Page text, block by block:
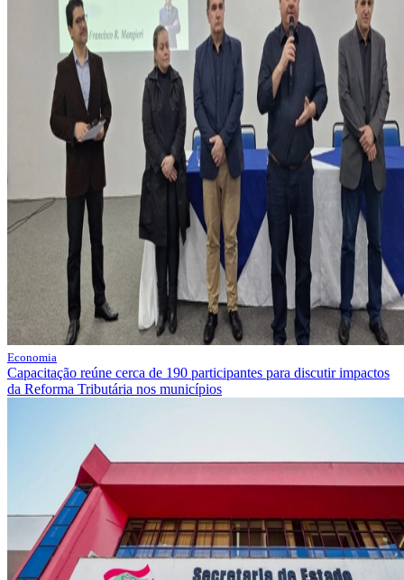
Economia
Capacitação reúne cerca de 190 participantes para discutir impactos
da Reforma Tributária nos municípios